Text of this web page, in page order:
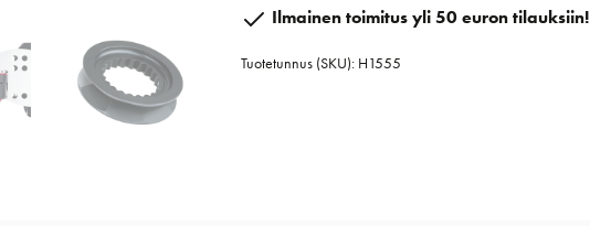
lukolla
räikällä
Ilmainen toimitus yli 50 euron tilauksiin!
Tuotetunnus (SKU): H1555